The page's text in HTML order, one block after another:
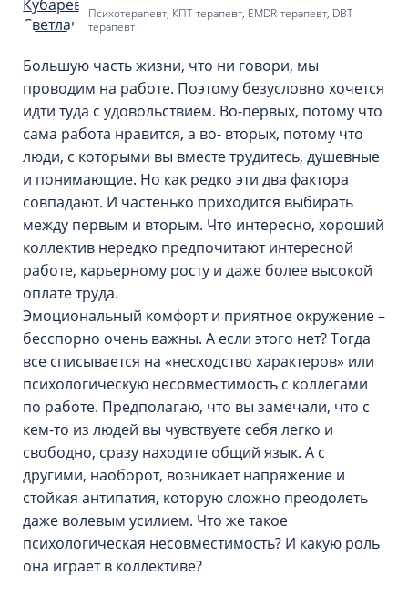
Психотерапевт, КПТ-терапевт, EMDR-терапевт, DBT-
терапевт
Большую часть жизни, что ни говори, мы
проводим на работе. Поэтому безусловно хочется
идти туда с удовольствием. Во-первых, потому что
сама работа нравится, а во- вторых, потому что
люди, с которыми вы вместе трудитесь, душевные
и понимающие. Но как редко эти два фактора
совпадают. И частенько приходится выбирать
между первым и вторым. Что интересно, хороший
коллектив нередко предпочитают интересной
работе, карьерному росту и даже более высокой
оплате труда.
Эмоциональный комфорт и приятное окружение –
бесспорно очень важны. А если этого нет? Тогда
все списывается на «несходство характеров» или
психологическую несовместимость с коллегами
по работе. Предполагаю, что вы замечали, что с
кем-то из людей вы чувствуете себя легко и
свободно, сразу находите общий язык. А с
другими, наоборот, возникает напряжение и
стойкая антипатия, которую сложно преодолеть
даже волевым усилием. Что же такое
психологическая несовместимость? И какую роль
она играет в коллективе?